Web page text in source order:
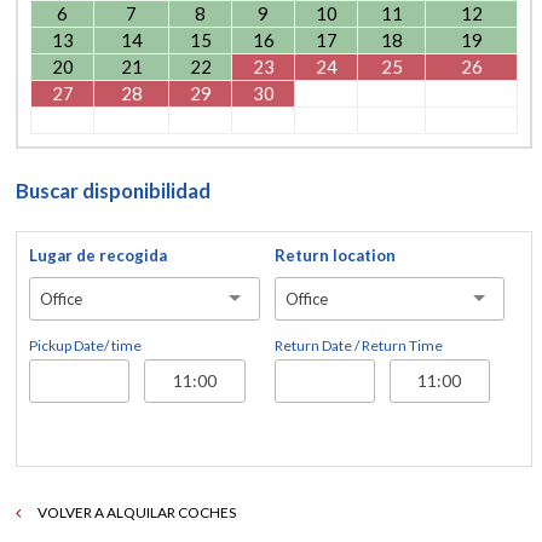
6
7 8 9 10 11
12
13
14 15 16 17 18
19
20
21 22 23 24 25
26
27
28 29 30
Buscar disponibilidad
Lugar de recogida
Office
Pickup Date/ time
Return location
Office
Return Date / Return Time
VOLVER A ALQUILAR COCHES